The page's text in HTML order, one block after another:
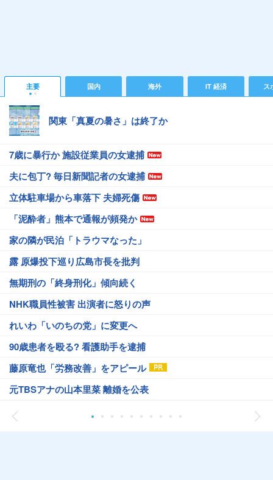
主要 国内 海外 IT 経済 ス
関東「真夏の暑さ」は終了か
7歳に暴行か 施設従業員の女逮捕
夫に包丁? 毎日新聞記者の女逮捕
立体駐車場から車落下 夫婦死傷
「泥酔者」熊本で通報が頻発か
家の隣が民泊「トラウマなった」
露 原爆投下巡り広島市長を批判
無期刑の「終身刑化」傾向続く
NHK職員性被害 出演者に怒りの声
れいわ「いのちの党」に変更へ
90歳患者を殴る? 看護助手を逮捕
藤原竜也「労務改善」をアピール
元TBSアナの山本里菜 離婚を公表